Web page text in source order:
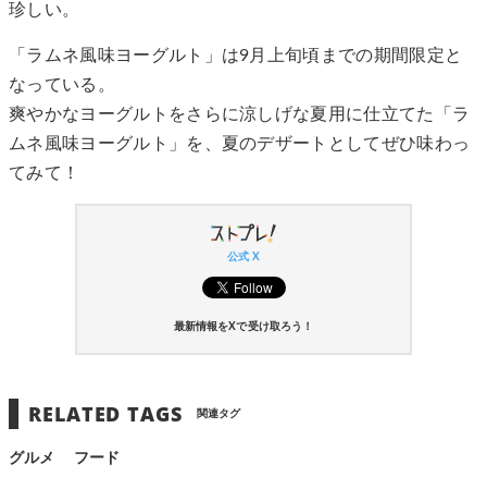
珍しい。
「ラムネ風味ヨーグルト」は9月上旬頃までの期間限定と
なっている。
爽やかなヨーグルトをさらに涼しげな夏用に仕立てた「ラ
ムネ風味ヨーグルト」を、夏のデザートとしてぜひ味わっ
てみて！
公式 X
最新情報をXで受け取ろう！
RELATED TAGS 関連タグ
グルメ フード